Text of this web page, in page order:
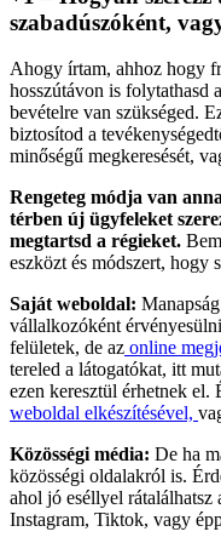
szabadúszóként,
Ahogy írtam, ahhoz hogy
hosszútávon is folytathasd
bevételre van szükséged.
biztosítod a
minőségű megkeresését,
Rengeteg módja van
térben új ügyfeleket
megtartsd a régieket.
eszközt és módszert, hogy
Saját weboldal:
vállalkozóként
felületek, de az online
tereled a látogatókat, itt
ezen keresztül érhetnek
weboldal elkészítésével,
Közösségi média: De ha
közösségi oldalakról is.
ahol jó eséllyel rátalálhatsz
Instagram, Tiktok, vagy